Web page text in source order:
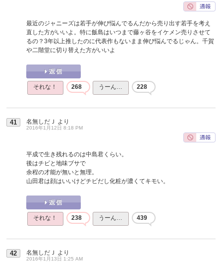
最近のジャニーズは若手が伸び悩んでるんだから売り出す若手を考え
直した方がいいよ。特に飯島はいつまで藤ヶ谷をイケメン売りさせて
るの？3年以上推したのに代表作もないまま伸び悩んでるじゃん。千賀
や二階堂に切り替えた方がいいよ
それな！ 268 うーん… 228
41 名無しだＪ より
2016年1月12日 8:18 PM
平成で生き残れるのは中島君くらい。
後はチビと地味ブサで
余程の才能が無いと無理。
山田君は顔はいいけどチビだし化粧が濃くてキモい。
それな！ 238 うーん… 439
42 名無しだＪ より
2016年1月13日 1:25 AM